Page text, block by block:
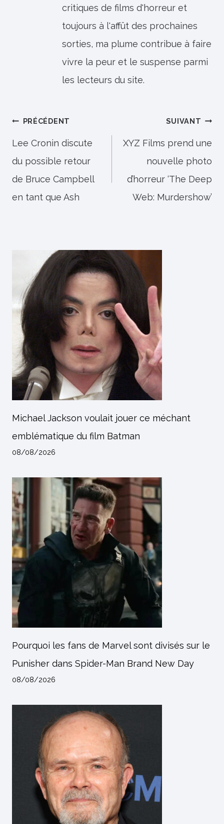
critiques de films d'horreur et
toujours à l'affût des prochaines
sorties, ma plume contribue à faire
vivre la peur et le suspense parmi
les lecteurs du site.
Navigation
de
l’article
PRÉCÉDENT
Lee Cronin discute
du possible retour
de Bruce Campbell
en tant que Ash
SUIVANT
XYZ Films prend une
nouvelle photo
d’horreur ‘The Deep
Web: Murdershow’
Michael Jackson voulait jouer ce méchant
emblématique du film Batman
08/08/2026
Pourquoi les fans de Marvel sont divisés sur le
Punisher dans Spider-Man Brand New Day
08/08/2026